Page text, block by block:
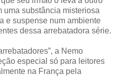
uma substância misteriosa
e suspense num ambiente
dessa arrebatadora série.
a Nemo
especial só para leitores
na França pela